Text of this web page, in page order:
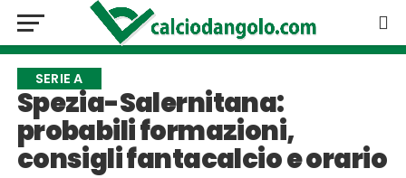
SERIE A
Spezia-Salernitana:
probabili formazioni,
consigli fantacalcio e orario